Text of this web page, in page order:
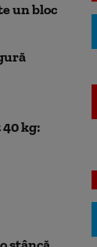
un bloc
kg: